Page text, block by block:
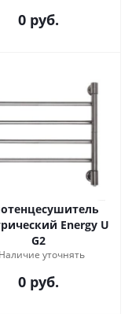
0 руб.
Energy U
G2
Наличие уточнять
0 руб.